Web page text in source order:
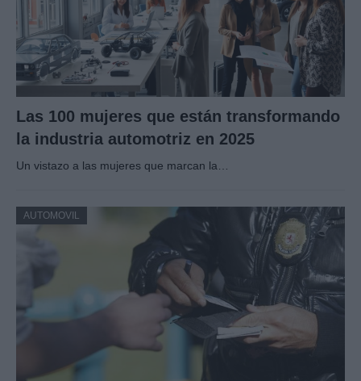
Las 100 mujeres que están transformando
la industria automotriz en 2025
Un vistazo a las mujeres que marcan la…
AUTOMOVIL